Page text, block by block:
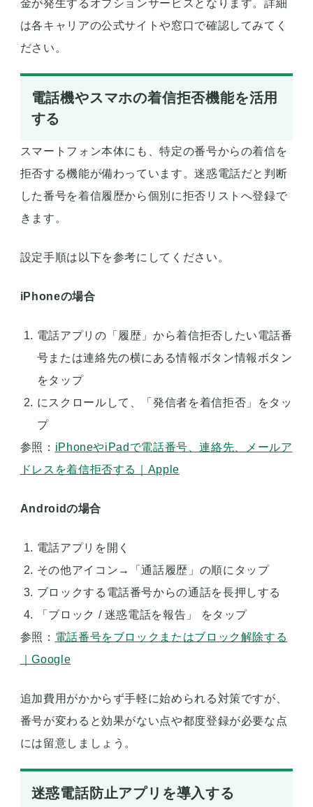
金が発生するオプションサービスとなります。詳細
は各キャリアの公式サイトや窓口で確認してみてく
ださい。
電話機やスマホの着信拒否機能を活用
する
スマートフォン本体にも、特定の番号からの着信を
拒否する機能が備わっています。迷惑電話だと判断
した番号を着信履歴から個別に拒否リストへ登録で
きます。
設定手順は以下を参考にしてください。
iPhoneの場合
電話アプリの「履歴」から着信拒否したい電話番
号または連絡先の横にある情報ボタン情報ボタン
をタップ
にスクロールして、「発信者を着信拒否」をタッ
プ
参照： iPhoneやiPadで電話番号、連絡先、メールア
ドレスを着信拒否する｜Apple
Androidの場合
電話アプリを開く
その他アイコン→「通話履歴」の順にタップ
ブロックする電話番号からの通話を長押しする
「ブロック / 迷惑電話を報告」 をタップ
参照： 電話番号をブロックまたはブロック解除する
｜Google
追加費用がかからず手軽に始められる対策ですが、
番号が変わると効果がない点や都度登録が必要な点
には留意しましょう。
迷惑電話防止アプリを導入する